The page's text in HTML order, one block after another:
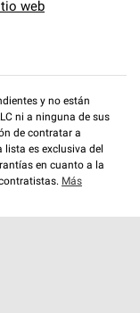
web
y no están
ni a ninguna de sus
de contratar a
es exclusiva del
en cuanto a la
Más